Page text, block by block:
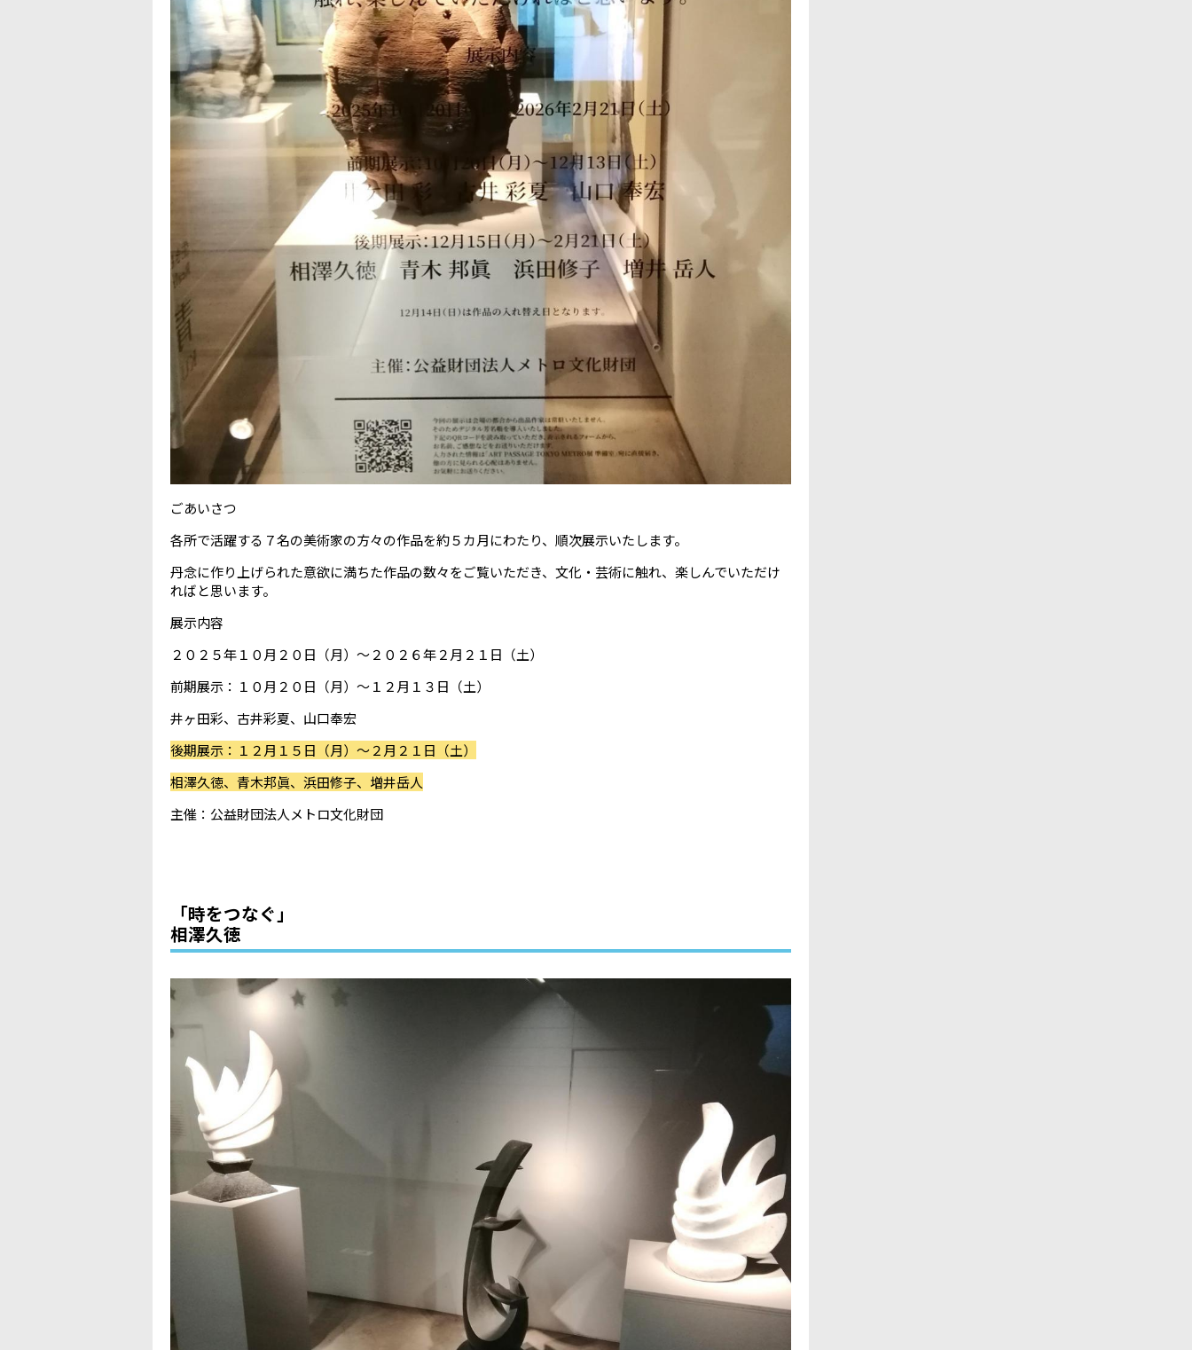
ごあいさつ
各所で活躍する７名の美術家の方々の作品を約５カ月にわたり、順次展示いたします。
丹念に作り上げられた意欲に満ちた作品の数々をご覧いただき、文化・芸術に触れ、楽しんでいただけ
ればと思います。
展示内容
２０２５年１０月２０日（月）～２０２６年２月２１日（土）
前期展示：１０月２０日（月）～１２月１３日（土）
井ヶ田彩、古井彩夏、山口奉宏
後期展示：１２月１５日（月）～２月２１日（土）
相澤久徳、青木邦眞、浜田修子、増井岳人
主催：公益財団法人メトロ文化財団
「時をつなぐ」
相澤久徳